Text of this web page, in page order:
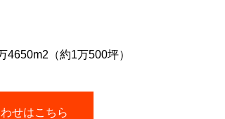
（約1万500坪）
せはこちら